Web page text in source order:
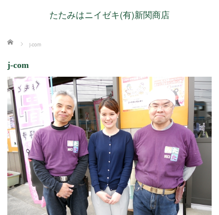
たたみはニイゼキ(有)新関商店
ホーム j-com
j-com